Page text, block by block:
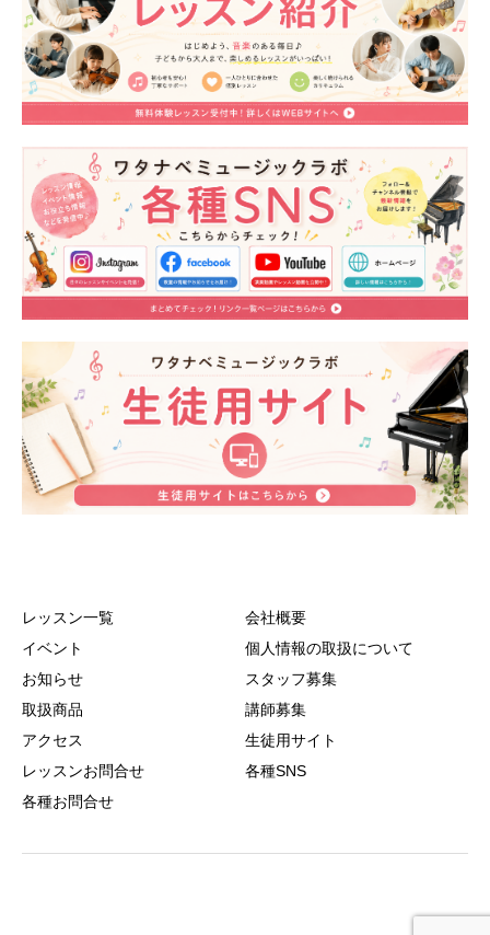
レッスン一覧
イベント
お知らせ
取扱商品
アクセス
レッスンお問合せ
各種お問合せ
会社概要
個人情報の取扱について
スタッフ募集
講師募集
生徒用サイト
各種SNS